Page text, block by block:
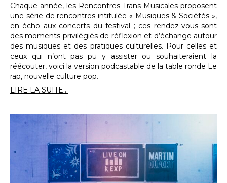
Chaque année, les Rencontres Trans Musicales proposent
une série de rencontres intitulée « Musiques & Sociétés »,
en écho aux concerts du festival ; ces rendez-vous sont
des moments privilégiés de réflexion et d’échange autour
des musiques et des pratiques culturelles. Pour celles et
ceux qui n’ont pas pu y assister ou souhaiteraient la
réécouter, voici la version podcastable de la table ronde Le
rap, nouvelle culture pop.
LIRE LA SUITE...